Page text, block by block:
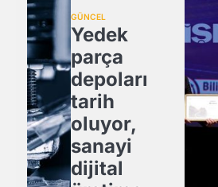
GÜNCEL
Yedek
parça
depoları
tarih
oluyor,
sanayi
dijital